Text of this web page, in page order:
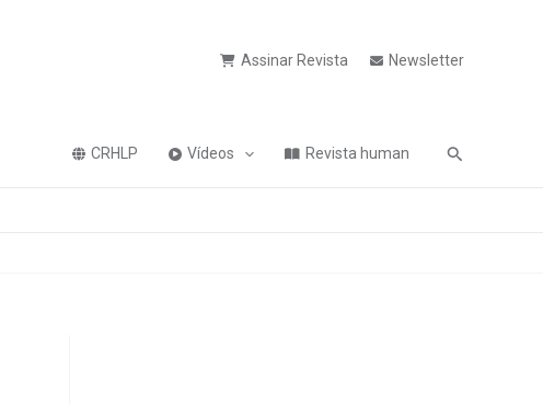
Assinar Revista Newsletter
CRHLP Vídeos Revista human Pesquisa